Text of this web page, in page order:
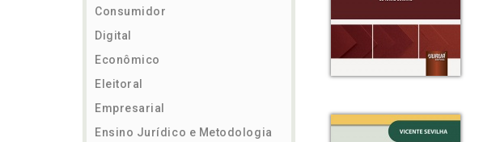
Consumidor
Digital
Econômico
Eleitoral
Empresarial
Ensino Jurídico e Metodologia